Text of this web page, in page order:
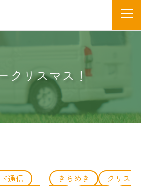
クリスマス！
通信
きらめき
クリス